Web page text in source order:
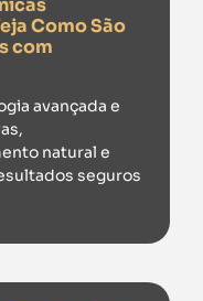
Como São
com
avançada e
natural e
seguros